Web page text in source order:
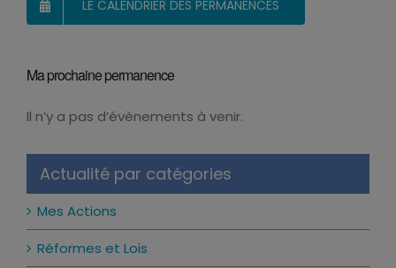
LE CALENDRIER DES PERMANENCES
Ma prochaine permanence
Notice
Il n’y a pas d’évènements à venir.
Actualité par catégories
Mes Actions
Réformes et Lois